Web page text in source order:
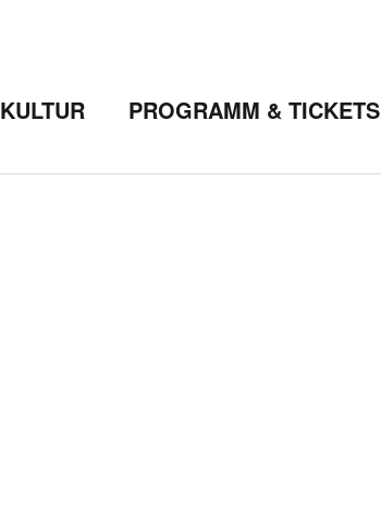
KULTUR PROGRAMM & TICKETS